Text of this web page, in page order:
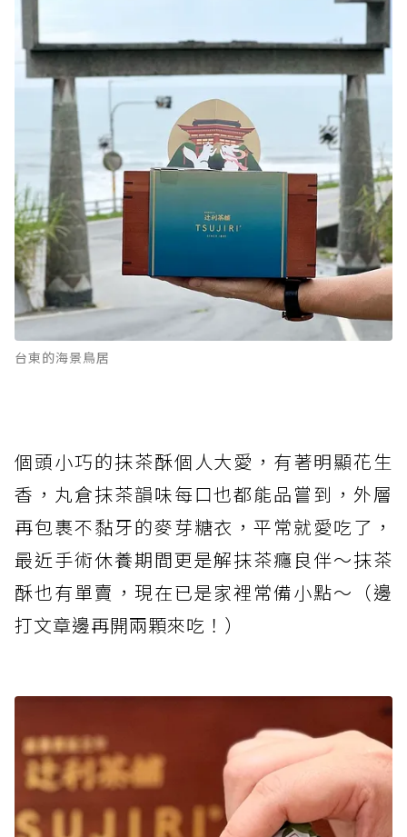
台東的海景鳥居
個頭小巧的抹茶酥個人大愛，有著明顯花生
香，丸倉抹茶韻味每口也都能品嘗到，外層
再包裹不黏牙的麥芽糖衣，平常就愛吃了，
最近手術休養期間更是解抹茶癮良伴～抹茶
酥也有單賣，現在已是家裡常備小點～（邊
打文章邊再開兩顆來吃！）